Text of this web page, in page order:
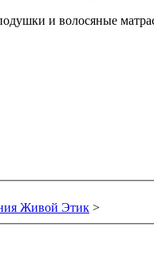
и волосяные
Живой Этик >